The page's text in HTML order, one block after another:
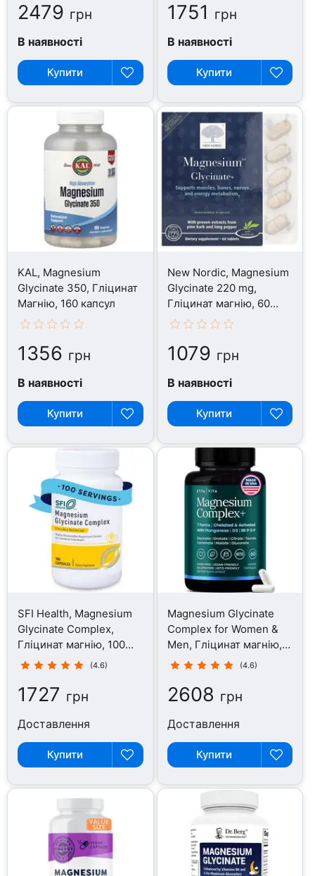
2479 грн
В наявності
Купити
1751 грн
В наявності
Купити
KAL, Magnesium
Glycinate 350, Гліцинат
Магнію, 160 капсул
1356 грн
В наявності
Купити
New Nordic, Magnesium
Glycinate 220 mg,
Гліцинат магнію, 60
таблеток
1079 грн
В наявності
Купити
SFI Health, Magnesium
Glycinate Complex,
Гліцинат магнію, 100
капсул
(4.6)
1727 грн
Доставлення
Купити
Magnesium Glycinate
Complex for Women &
Men, Гліцинат магнію,
60 капсул
(4.6)
2608 грн
Доставлення
Купити